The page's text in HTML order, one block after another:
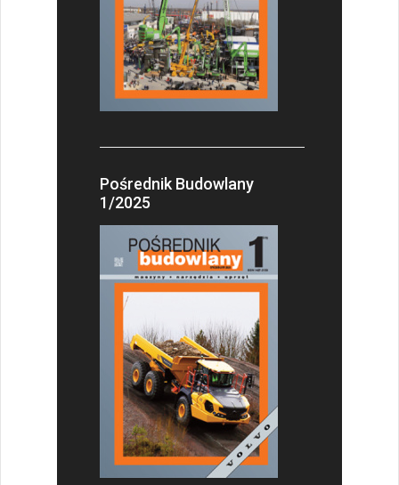
Pośrednik Budowlany
1/2025